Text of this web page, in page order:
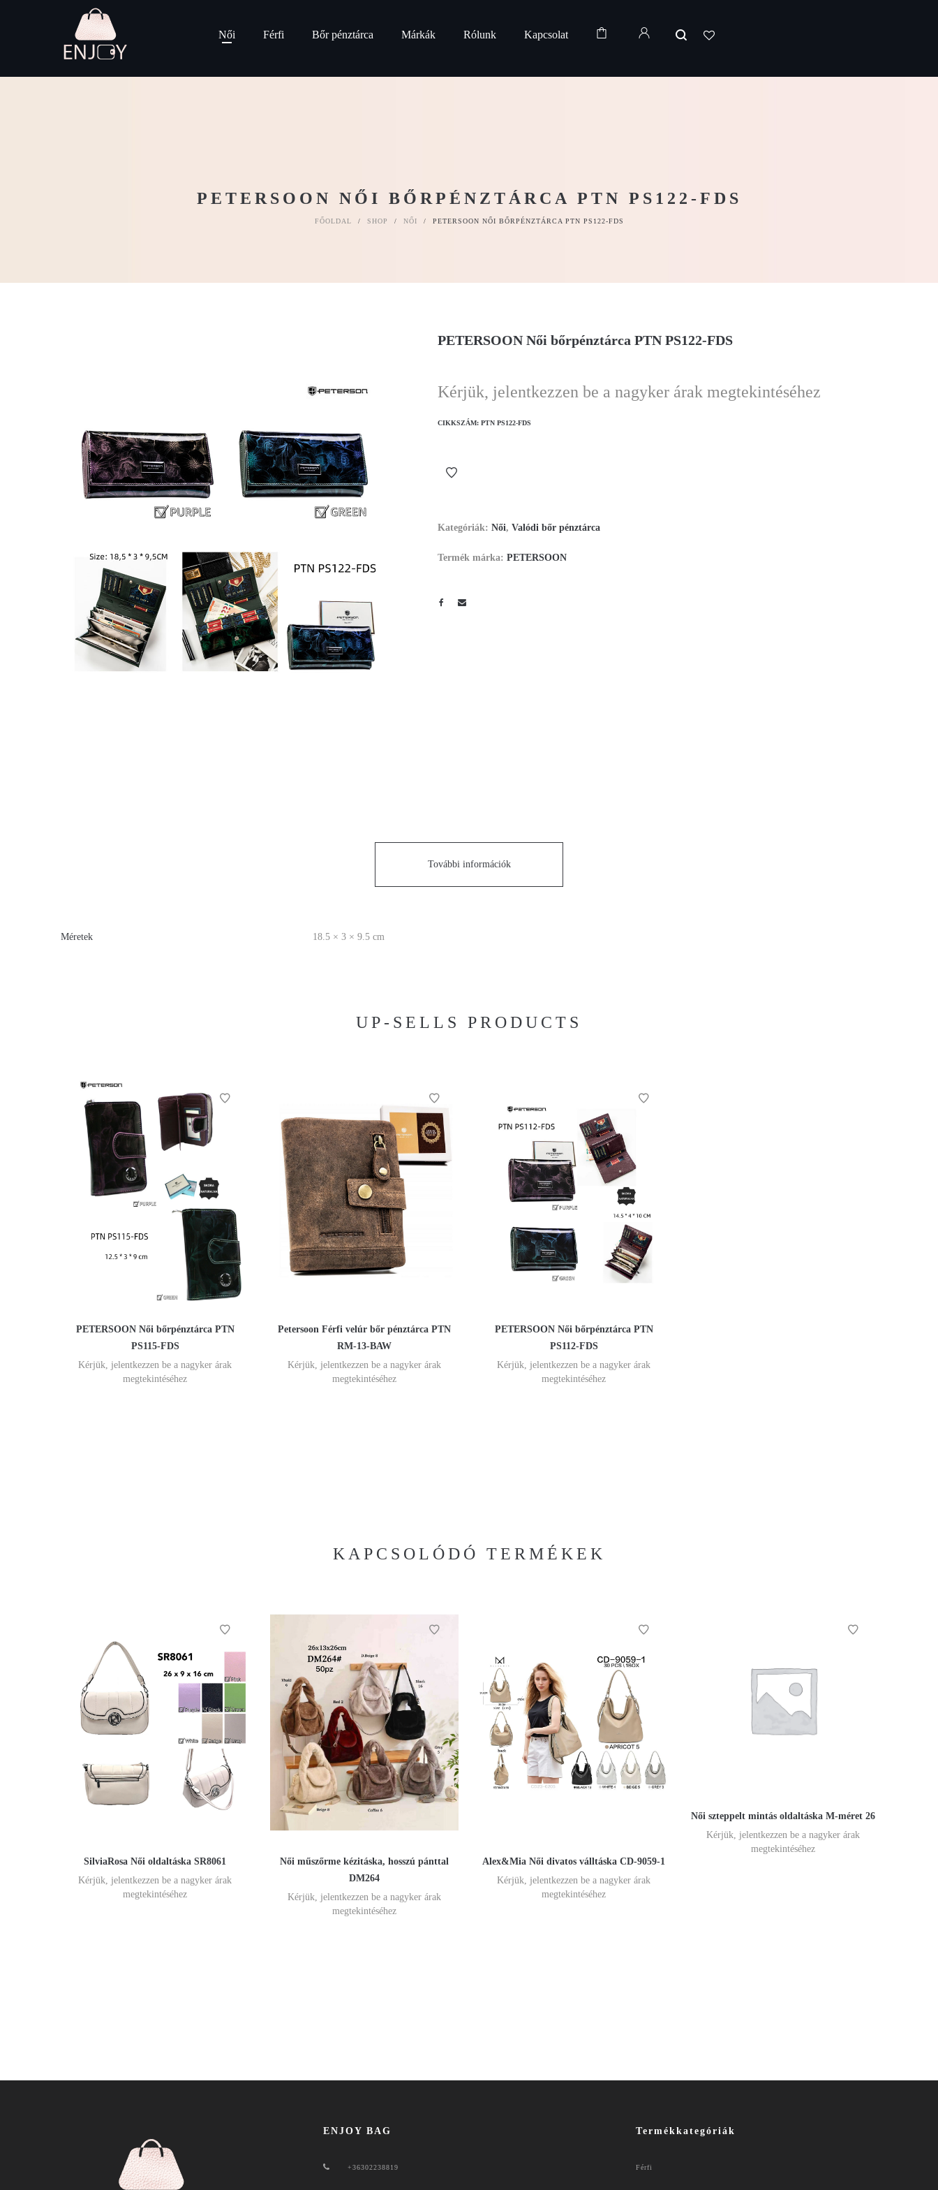
Női Férfi Bőr pénztárca Márkák Rólunk Kapcsolat
PETERSOON NŐI BŐRPÉNZTÁRCA PTN PS122-FDS
FŐOLDAL / SHOP / NŐI / PETERSOON NŐI BŐRPÉNZTÁRCA PTN PS122-FDS
PETERSOON Női bőrpénztárca PTN PS122-FDS
Kérjük, jelentkezzen be a nagyker árak megtekintéséhez
CIKKSZÁM: PTN PS122-FDS
Kategóriák: Női, Valódi bőr pénztárca
Termék márka: PETERSOON
További információk
Méretek 18.5 × 3 × 9.5 cm
UP-SELLS PRODUCTS
PETERSOON Női bőrpénztárca PTN
PS115-FDS
Kérjük, jelentkezzen be a nagyker árak
megtekintéséhez
Petersoon Férfi velúr bőr pénztárca PTN
RM-13-BAW
Kérjük, jelentkezzen be a nagyker árak
megtekintéséhez
PETERSOON Női bőrpénztárca PTN
PS112-FDS
Kérjük, jelentkezzen be a nagyker árak
megtekintéséhez
KAPCSOLÓDÓ TERMÉKEK
SilviaRosa Női oldaltáska SR8061
Kérjük, jelentkezzen be a nagyker árak
megtekintéséhez
Női műszőrme kézitáska, hosszú pánttal
DM264
Kérjük, jelentkezzen be a nagyker árak
megtekintéséhez
Alex&Mia Női divatos válltáska CD-9059-1
Kérjük, jelentkezzen be a nagyker árak
megtekintéséhez
Női szteppelt mintás oldaltáska M-méret 26
Kérjük, jelentkezzen be a nagyker árak
megtekintéséhez
ENJOY BAG
+36302238819
Termékkategóriák
Férfi